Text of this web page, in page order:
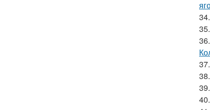
34.
35.
36.
37.
38.
39.
40.